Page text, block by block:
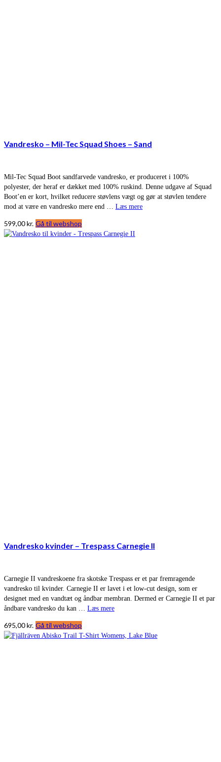
Vandresko – Mil-Tec Squad Shoes – Sand
Mil-Tec Squad Boot sandfarvede vandresko, er produceret i 100%
polyester, der heraf er dækket med 100% ruskind. Denne udgave af Squad
Boot’en er kort, hvilket reducere støvlens vægt og gør at støvlen tendere
mod at være en vandresko mere end … Læs mere
599,00kr. Gå til webshop
Vandresko kvinder – Trespass Carnegie II
Carnegie II vandreskoene fra skotske Trespass er et par fremragende
vandresko til kvinder. Carnegie II er lavet i et low-cut design, som er
designet med en vandtæt og åndbar membran. Dermed er Carnegie II et par
åndbare vandresko du kan … Læs mere
695,00kr. Gå til webshop